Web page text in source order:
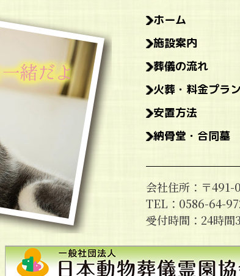
ホーム
施設案内
葬儀の流れ
火葬・料金プラン
安置方法
納骨堂・合同墓
会社住所：〒491-
TEL：0586-64-
受付時間：24時